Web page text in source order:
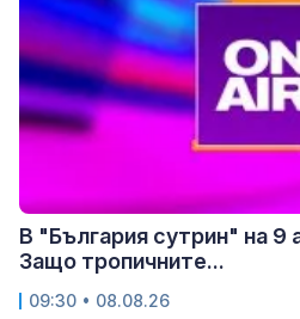
В "България сутрин" на 9
Защо тропичните...
09:30 • 08.08.26